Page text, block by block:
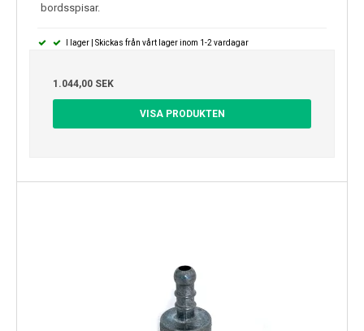
bordsspisar.
I lager | Skickas från vårt lager inom 1-2 vardagar
1.044,00 SEK
VISA PRODUKTEN